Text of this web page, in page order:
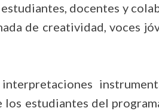
docentes y
de creatividad, voces
estudiantes del